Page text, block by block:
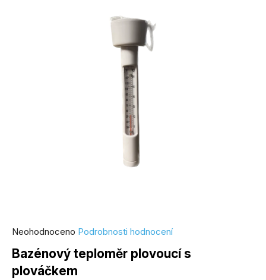
Bazénový teploměr plovoucí s
plováčkem
Průměrné
hodnocení
produktu
je
Neohodnoceno Podrobnosti hodnocení